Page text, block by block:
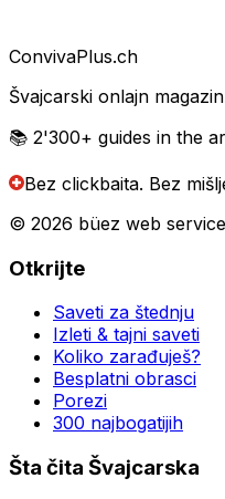
ConvivaPlus.ch
Švajcarski onlajn
📚 2'300+ guides in the
Bez clickbaita. Bez
© 2026 büez web
Otkrijte
Saveti za štednju
Izleti & tajni saveti
Koliko zarađuješ?
Besplatni obrasci
Porezi
300 najbogatijih
Šta čita Švajcarska